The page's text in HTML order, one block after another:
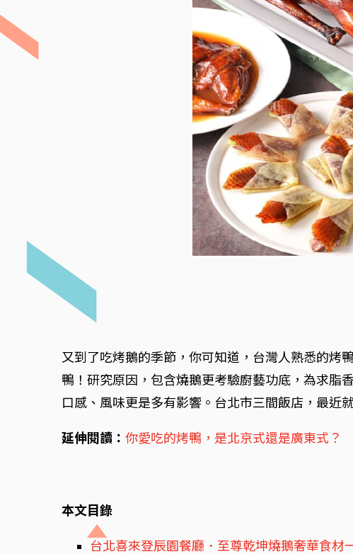
又到了吃烤鵝的季節，你可知道，台灣人熟悉的烤
鴨！研究原因，包含燒鵝更考驗廚藝功底，為求脂
口感、風味更是多有影響。台北市三間飯店，最近
延伸閱讀： 你愛吃的烤鴨，是北京式還是廣東式？
本文目錄
台北喜來登辰園餐廳．至尊乾坤燒鵝奢華食材